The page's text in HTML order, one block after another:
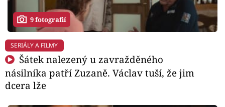
9 fotografií
SERIÁLY A FILMY
Šátek nalezený u zavražděného
násilníka patří Zuzaně. Václav tuší, že jim
dcera lže